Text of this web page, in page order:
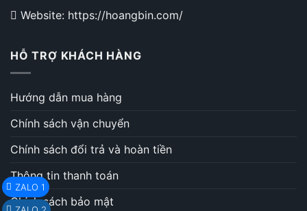
Website: https://hoangbin.com/
HỖ TRỢ KHÁCH HÀNG
Hướng dẫn mua hàng
Chính sách vận chuyển
Chính sách đổi trả và hoàn tiền
Thông tin thanh toán
Chính sách bảo mật
ZALO 1